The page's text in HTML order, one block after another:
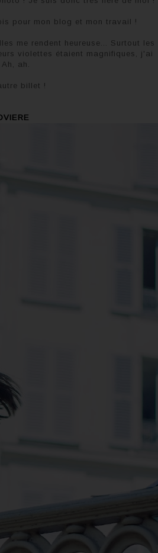
pour mon blog et mon travail !
me rendent heureuse... Surtout les
violettes étaient magnifiques, j'ai
ah.
billet !